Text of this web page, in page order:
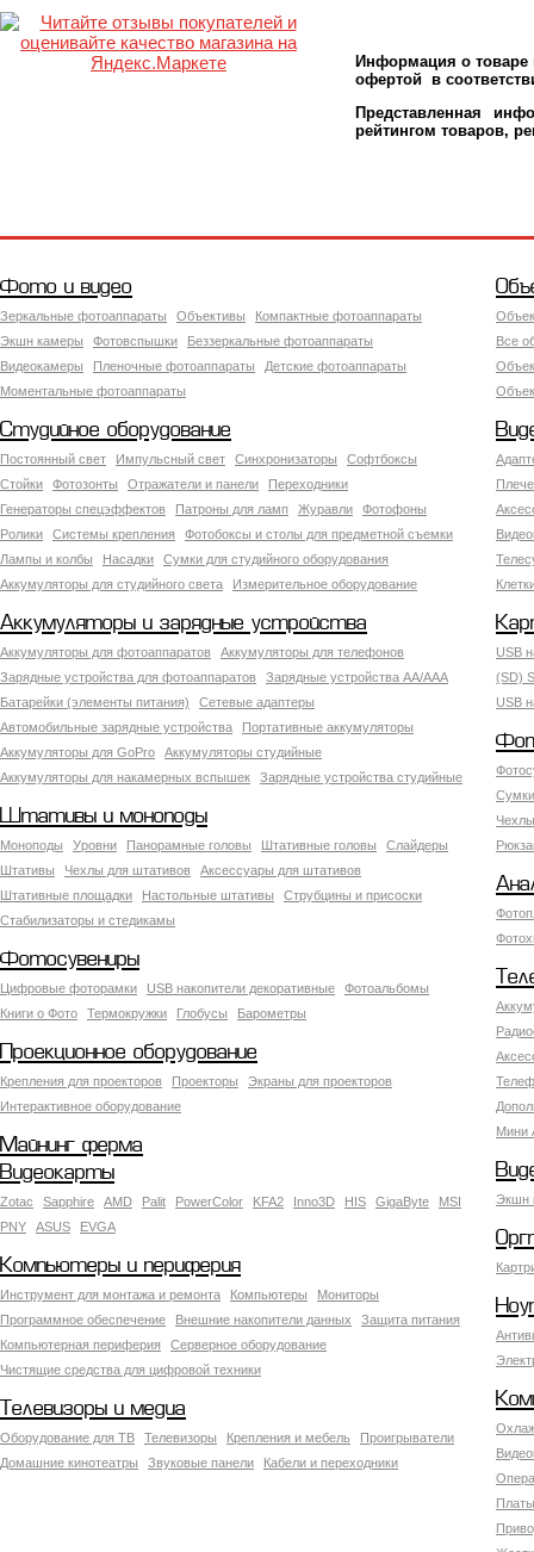
Информация о товаре
офертой в
Представленная
рейтингом товаров,
Фото и видео
Зеркальные фотоаппараты Объективы
Компактные фотоаппараты
Экшн камеры
Фотовспышки
Беззеркальные фотоаппараты
Видеокамеры
Пленочные фотоаппараты
Детские фотоаппараты
Моментальные фотоаппараты
Все
Студийное оборудование
Постоянный свет Импульсный свет Синхронизаторы
Софтбоксы
Стойки
Фотозонты Отражатели и панели
Переходники
Генераторы спецэффектов
Патроны для ламп Журавли
Фотофоны
Ролики
Системы крепления
Фотобоксы и столы для предметной съемки
Лампы и колбы
Насадки
Сумки для студийного оборудования
Аккумуляторы для студийного света
Измерительное оборудование
Аккумуляторы и зарядные устройства
Аккумуляторы для фотоаппаратов
Аккумуляторы для телефонов
Зарядные устройства для фотоаппаратов
Зарядные устройства AA/AAA
Батарейки (элементы питания)
Сетевые адаптеры
Автомобильные зарядные устройства
Портативные аккумуляторы
Аккумуляторы для GoPro
Аккумуляторы студийные
Аккумуляторы для накамерных вспышек
Зарядные устройства студийные
USB
(SD)
USB
Штативы и моноподы
Моноподы Уровни Панорамные головы Штативные головы
Слайдеры
Штативы
Чехлы для штативов
Аксессуары для штативов
Штативные площадки
Настольные штативы
Струбцины и присоски
Стабилизаторы и стедикамы
Фотосувениры
Цифровые фоторамки USB накопители декоративные
Фотоальбомы
Книги о Фото
Термокружки Глобусы Барометры
Мини
Проекционное оборудование
Крепления для проекторов Проекторы
Экраны для проекторов
Интерактивное оборудование
Майнинг ферма
Экшн
Видеокарты
Zotac Sapphire AMD Palit PowerColor KFA2 Inno3D HIS GigaByte
MSI
PNY
ASUS EVGA
Компьютеры и периферия
Инструмент для монтажа и ремонта Компьютеры
Мониторы
Программное обеспечение
Внешние накопители данных
Защита питания
Компьютерная периферия
Серверное оборудование
Чистящие средства для цифровой техники
Телевизоры и медиа
Оборудование для ТВ Телевизоры Крепления и мебель
Проигрыватели
Домашние кинотеатры
Звуковые панели Кабели и переходники